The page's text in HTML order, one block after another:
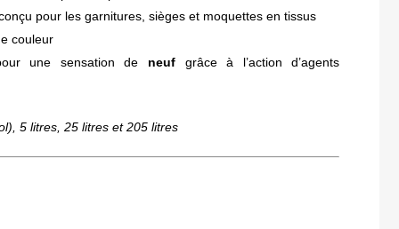
pour les garnitures, sièges et moquettes en tissus
couleur
une sensation de neufgrâce à l’action d’agents
5 litres, 25 litres et 205 litres